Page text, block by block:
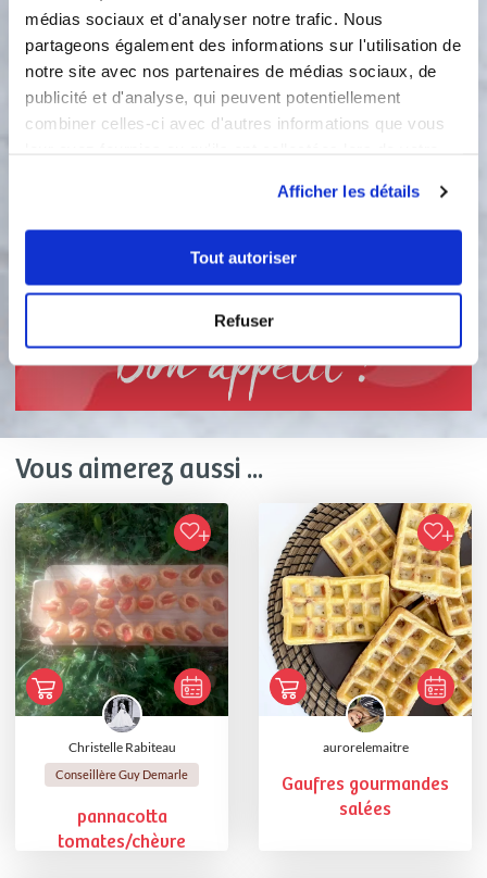
médias sociaux et d'analyser notre trafic. Nous
partageons également des informations sur l'utilisation de
notre site avec nos partenaires de médias sociaux, de
publicité et d'analyse, qui peuvent potentiellement
combiner celles-ci avec d'autres informations que vous
Afficher les détails
Tout autoriser
Refuser
un escargot pour réaliser votre fleur
et la déposer dans les empreintes. 12.
Ajouter une moitié de tomate cerise
pour la poser au milieu de votre fleur.
13. Enfourner vos fleurs durant 18
avant de démouler. Bonne
2
Bon appétit !
Vous aimerez aussi ...
Christelle Rabiteau
Conseillère Guy Demarle
pannacotta
tomates/chèvre
aurorelemaitre
Gaufres gourmandes
salées